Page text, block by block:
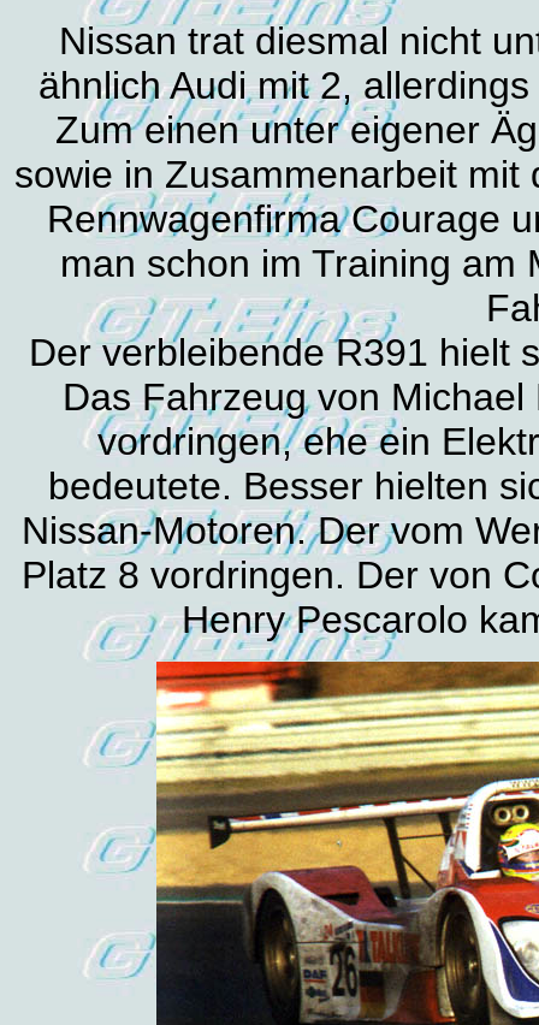
Nissan trat diesmal nicht
ähnlich Audi mit 2,
Zum einen unter eigener
sowie in Zusammenarbeit
Rennwagenfirma Courage
man schon im Training am
Der verbleibende R391 hielt
Das Fahrzeug von
vordringen, ehe ein
bedeutete. Besser hielten
Nissan-Motoren. Der vom
Platz 8 vordringen. Der von
Henry Pescarolo